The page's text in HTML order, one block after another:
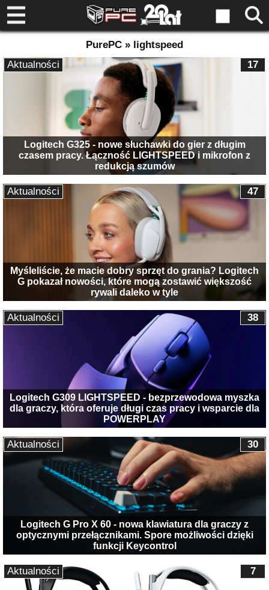
PurePC » lightspeed
Logitech G325 - nowe słuchawki do gier z długim
czasem pracy. Łączność LIGHTSPEED i mikrofon z
redukcją szumów
17
Aktualności
Myśleliście, że macie dobry sprzęt do grania? Logitech
G pokazał nowości, które mogą zostawić większość
rywali daleko w tyle
47
Aktualności
Logitech G309 LIGHTSPEED - bezprzewodowa myszka
dla graczy, która oferuje długi czas pracy i wsparcie dla
POWERPLAY
38
Aktualności
Logitech G Pro X 60 - nowa klawiatura dla graczy z
optycznymi przełącznikami. Spore możliwości dzięki
funkcji Keycontrol
30
Aktualności
7
Aktualności